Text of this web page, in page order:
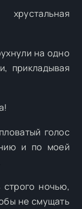
на одно
прикладывая
голос
и по моей
строго ночью,
не смущать